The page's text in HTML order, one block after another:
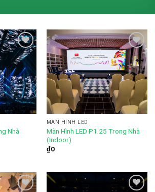
Add to
wishlist
Nhà
Add to
wishlist
MÀN HÌNH LED
Màn Hình LED P1.25 Trong Nhà
(Indoor)
₫0